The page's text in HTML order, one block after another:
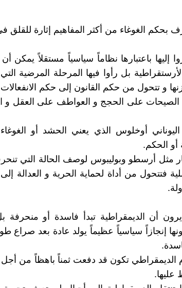
بحكم الغوغاء من أكثر المفاهيم إثارة للقلق
إليها باعتبارها نظاماً سياسياً مستقلاً يمكن
الأرستقراطية بل رأوا فيها المرحلة المرضية
و تتحول من حكم القانون إلى حكم
الصيحات على الحجج و العواطف على العقل و
أوخلوس الذي يعني الحشد أو
الحكم.
مثل أرسطو وبوليبوس لوصف الحالة التي
فتتحول من أداة لحماية الحرية و العدالة
أن الديمقراطية تبدأ فاسدة أو منحرفة
إنجازاً سياسياً عظيماً يولد عادة بعد صراع
الديمقراطي تكون قد دفعت ثمناً باهظاً من أجل
عليها.